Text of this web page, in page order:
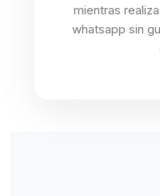
mientras
whatsapp sin